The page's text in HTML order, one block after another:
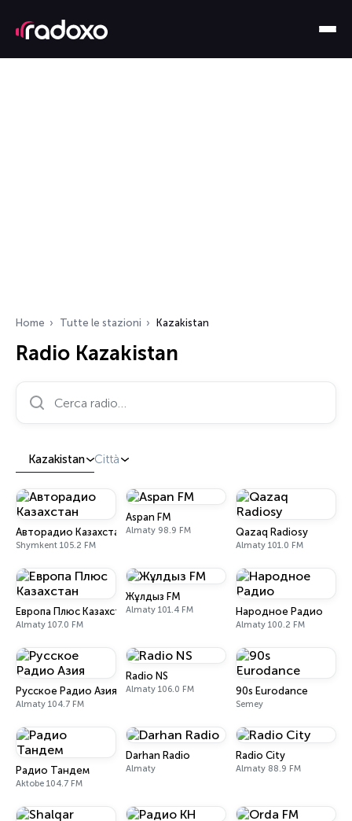
Home Tutte le stazioni Kazakistan
Radio Kazakistan
Cerca radio…
Kazakistan Città
Авторадио Казахстан
Shymkent 105.2 FM
Aspan FM
Almaty 98.9 FM Qazaq Radiosy
Almaty 101.0 FM
Европа Плюс Казахстан
Almaty 107.0 FM
Жұлдыз FM
Almaty 101.4 FM Народное Радио
Almaty 100.2 FM
Русское Радио Азия
Almaty 104.7 FM
Radio NS
Almaty 106.0 FM 90s Eurodance
Semey
Радио Тандем
Aktobe 104.7 FM
Darhan Radio
Almaty
Radio City
Almaty 88.9 FM